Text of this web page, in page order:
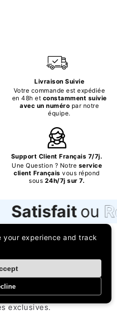
Livraison Suivie
Votre commande est expédiée
en 48h et constamment suivie
avec un numéro par notre
équipe.
Support Client Français 7/7j.
Une Question ? Notre service
client Français vous répond
sous 24h/7j sur 7.
ou
découvrir nos
en avant-
?
des nouvelles collections
exclusives.
your experience and track